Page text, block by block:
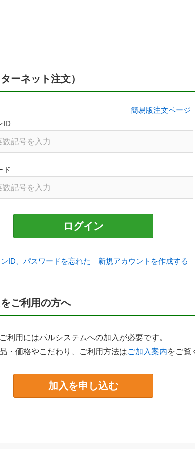
ーネット注文）
簡易版注文ページ
ID
ド
ログイン
ID、パスワードを忘れた 新規アカウントを作成する
ご利用の方へ
ご利用にはパルシステムへの加入が必要です。
・価格やこだわり、ご利用方法はご加入案内をご覧
加入を申し込む